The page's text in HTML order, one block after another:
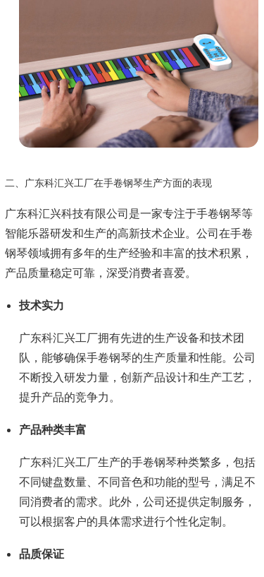
二、广东科汇兴工厂在手卷钢琴生产方面的表现
广东科汇兴科技有限公司是一家专注于手卷钢琴等
智能乐器研发和生产的高新技术企业。公司在手卷
钢琴领域拥有多年的生产经验和丰富的技术积累，
产品质量稳定可靠，深受消费者喜爱。
技术实力
广东科汇兴工厂拥有先进的生产设备和技术团
队，能够确保手卷钢琴的生产质量和性能。公司
不断投入研发力量，创新产品设计和生产工艺，
提升产品的竞争力。
产品种类丰富
广东科汇兴工厂生产的手卷钢琴种类繁多，包括
不同键盘数量、不同音色和功能的型号，满足不
同消费者的需求。此外，公司还提供定制服务，
可以根据客户的具体需求进行个性化定制。
品质保证